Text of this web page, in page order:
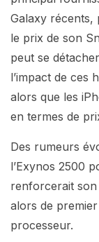
Galaxy récents,
le prix de son
peut se
l’impact de ces
alors que les
en termes de
Des rumeurs
l’Exynos 2500
renforcerait son
alors de
processeur.